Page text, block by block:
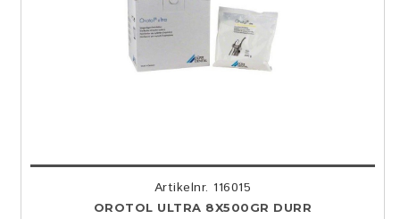
Artikelnr. 116015
OROTOL ULTRA 8X500GR DURR